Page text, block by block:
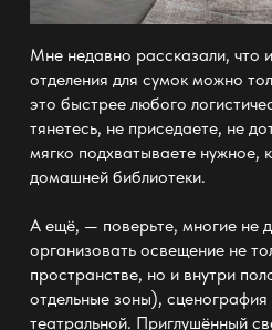
Мне недавно рассказали, что
отделения для сумок можно
это быстрее любого
тянетесь, не приседаете, не
мягко подхватываете нужное,
домашней библиотеки.
А ещё, — поверьте, многие не
организовать освещение не
пространстве, но и внутри
отдельные зоны), сценография
театральной. Приглушённый